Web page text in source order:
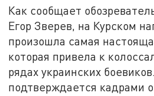
Как сообщает
Егор Зверев, на Курском
произошла самая
которая привела к
рядах украинских
подтверждается кадрами